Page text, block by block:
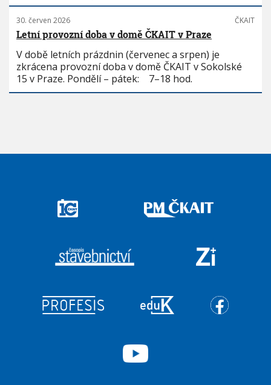
30. červen 2026 ČKAIT
Letní provozní doba v domě ČKAIT v Praze
V době letních prázdnin (červenec a srpen) je
zkrácena provozní doba v domě ČKAIT v Sokolské
15 v Praze. Pondělí – pátek: 7–18 hod.